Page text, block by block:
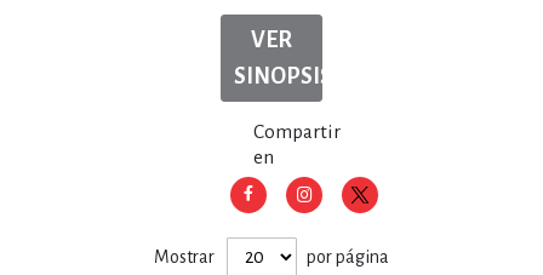
VER
SINOPSIS
Compartir
en
Mostrar por página